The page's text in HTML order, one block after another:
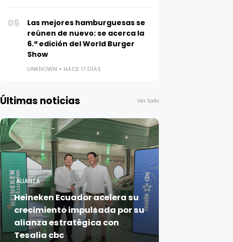
05
Las mejores hamburguesas se
reúnen de nuevo: se acerca la
6.ª edición del World Burger
Show
UNKNOWN HACE 17 DÍAS
Últimas noticias Ver todo
ALIANZA
Heineken Ecuador acelera su
crecimiento impulsada por su
alianza estratégica con
Tesalia cbc